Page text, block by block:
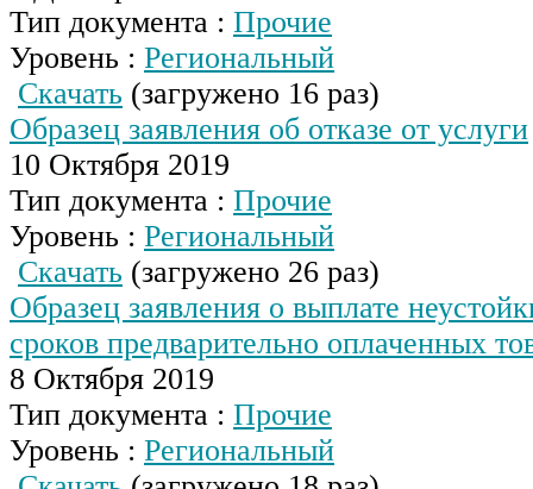
Тип документа : Прочие
Уровень : Региональный
Скачать (загружено 16 раз)
Образец заявления об отказе от услуги
10 Октября 2019
Тип документа : Прочие
Уровень : Региональный
Скачать (загружено 26 раз)
Образец заявления о выплате
сроков предварительно оплаченных
8 Октября 2019
Тип документа : Прочие
Уровень : Региональный